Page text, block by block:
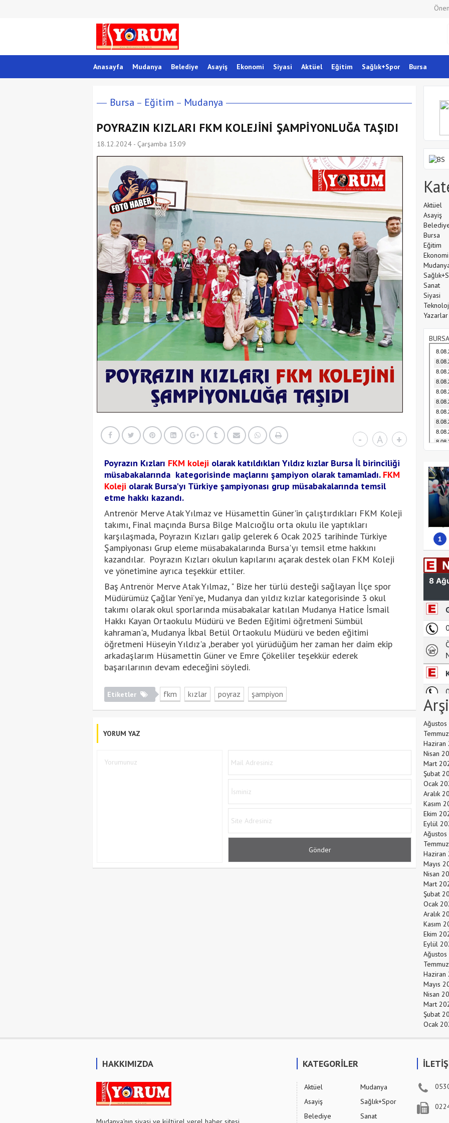
Anasayfa Mudanya Belediye Asayiş Ekonomi Siyasi Aktüel Eğitim Sağlık+Spor Bursa
Bursa Eğitim Mudanya
POYRAZIN KIZLARI FKM KOLEJİNİ ŞAMPİYONLUĞA TAŞIDI
18.12.2024 - Çarşamba 13:09
- A +
Poyrazın Kızları FKM koleji olarak katıldıkları Yıldız kızlar Bursa İl birinciliği
müsabakalarında kategorisinde maçlarını şampiyon olarak tamamladı. FKM
Koleji olarak Bursa'yı Türkiye şampiyonası grup müsabakalarında temsil
etme hakkı kazandı.
Antrenör Merve Atak Yılmaz ve Hüsamettin Güner'in çalıştırdıkları FKM Koleji
takımı, Final maçında Bursa Bilge Malcıoğlu orta okulu ile yaptıkları
karşılaşmada, Poyrazın Kızları galip gelerek 6 Ocak 2025 tarihinde Türkiye
Şampiyonası Grup eleme müsabakalarında Bursa'yı temsil etme hakkını
kazandılar. Poyrazın Kızları okulun kapılarını açarak destek olan FKM Koleji
ve yönetimine ayrıca teşekkür ettiler.
Baş Antrenör Merve Atak Yılmaz, " Bize her türlü desteği sağlayan İlçe spor
Müdürümüz Çağlar Yeni’ye, Mudanya dan yıldız kızlar kategorisinde 3 okul
takımı olarak okul sporlarında müsabakalar katılan Mudanya Hatice İsmail
Hakkı Kayan Ortaokulu Müdürü ve Beden Eğitimi öğretmeni Sümbül
kahraman'a, Mudanya İkbal Betül Ortaokulu Müdürü ve beden eğitimi
öğretmeni Hüseyin Yıldız'a ,beraber yol yürüdüğüm her zaman her daim ekip
arkadaşlarım Hüsamettin Güner ve Emre Çökeliler teşekkür ederek
başarılarının devam edeceğini söyledi.
Etiketler fkm kızlar poyraz şampiyon
YORUM YAZ
Aktüel
Asayiş
Bursa
Eğitim
Ekonomi
Sanat
Siyasi
Yazarlar
1
Haziran
Nisan
Mart
Şubat
Ocak
Aralık
Kasım
Ekim
Eylül
Haziran
Mayıs
Nisan
Mart
Şubat
Ocak
Aralık
Kasım
Ekim
Eylül
Haziran
Mayıs
Nisan
Mart
Şubat
Ocak
HAKKIMIZDA KATEGORİLER
Aktüel
Asayiş
Belediye
Mudanya
Sağlık+Spor
Sanat